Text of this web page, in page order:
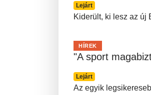
Lejárt
Kiderült, ki lesz az új
"A sport
Lejárt
HÍREK
Az egyik